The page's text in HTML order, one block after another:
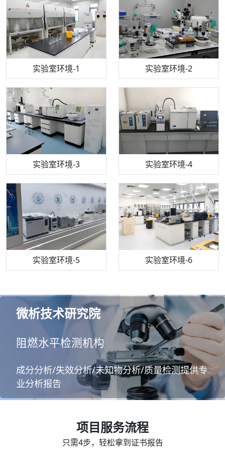
实验室环境-1 实验室环境-2
实验室环境-3 实验室环境-4
实验室环境-5 实验室环境-6
机构质检技术员-1 机构质检技术员-2
机构质检技术员-3 机构质检技术员-4
机构质检技术员-5 机构质检技术员-6
步入式恒温恒湿试验箱 电感耦合等离子体光谱仪
高效液相色谱仪 流式细胞仪
气相色谱仪 万能力学试验仪
微析技术研究院
阻燃水平检测机构
成分分析/失效分析/未知物分析/质量检测提供专
业分析报告
项目服务流程
只需4步，轻松拿到证书报告